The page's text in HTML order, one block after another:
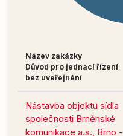
Název zakázky
Důvod pro jednací řízení
bez uveřejnéní
Nástavba objektu sídla
společnosti Brněnské
komunikace a.s., Brno -